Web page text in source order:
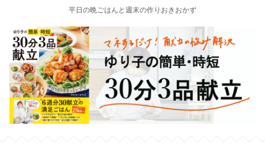
平日の晩ごはんと週末の作りおきおかず